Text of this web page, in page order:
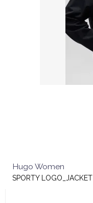
Hugo Women
SPORTY LOGO_JACKET